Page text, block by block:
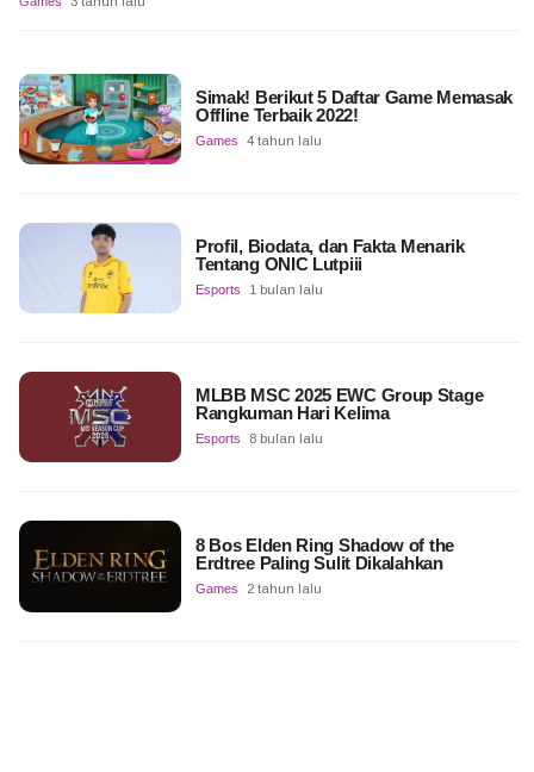
Simak! Berikut 5 Daftar Game Memasak
Offline Terbaik 2022!
Games 4 tahun lalu
Profil, Biodata, dan Fakta Menarik
Tentang ONIC Lutpiii
Esports 1 bulan lalu
MLBB MSC 2025 EWC Group Stage
Rangkuman Hari Kelima
Esports 8 bulan lalu
8 Bos Elden Ring Shadow of the
Erdtree Paling Sulit Dikalahkan
Games 2 tahun lalu